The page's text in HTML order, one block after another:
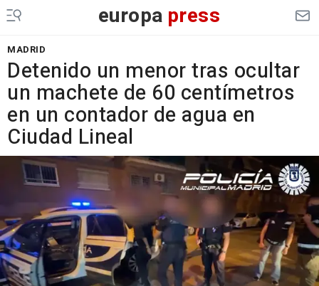
europa press
MADRID
Detenido un menor tras ocultar
un machete de 60 centímetros
en un contador de agua en
Ciudad Lineal